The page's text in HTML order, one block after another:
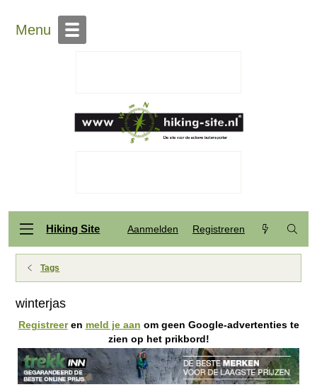
Menu
Hiking Site Aanmelden Registreren
Tags
winterjas
Registreeren meld je aan om geen Google-advertenties te
zien op het prikbord!